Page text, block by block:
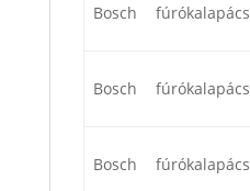
Bosch fúrókalapács
Bosch fúrókalapács
Bosch fúrókalapács